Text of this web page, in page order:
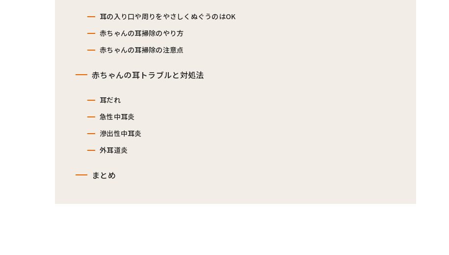
耳の入り口や周りをやさしくぬぐうのはOK
赤ちゃんの耳掃除のやり方
赤ちゃんの耳掃除の注意点
赤ちゃんの耳トラブルと対処法
耳だれ
急性中耳炎
滲出性中耳炎
外耳道炎
まとめ